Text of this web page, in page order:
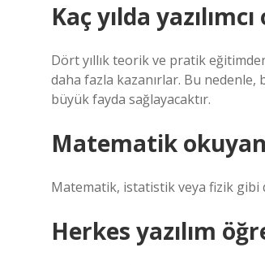
Kaç yılda
Dört yıllık teorik ve pratik
daha fazla kazanırlar. Bu nedenle,
büyük fayda sağlayacaktır.
Matematik okuyan
Matematik, istatistik veya fizik gibi
Herkes yazılım